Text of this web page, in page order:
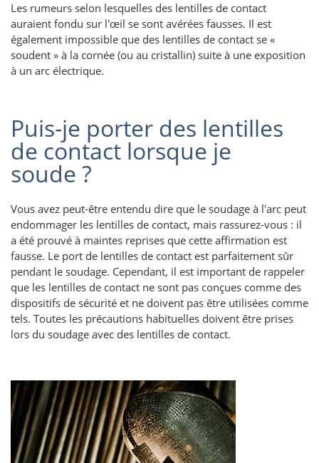
Les rumeurs selon lesquelles des lentilles de contact
auraient fondu sur l'œil se sont avérées fausses. Il est
également impossible que des lentilles de contact se «
soudent » à la cornée (ou au cristallin) suite à une exposition
à un arc électrique.
Puis-je porter des lentilles
de contact lorsque je
soude ?
Vous avez peut-être entendu dire que le soudage à l'arc peut
endommager les lentilles de contact, mais rassurez-vous : il
a été prouvé à maintes reprises que cette affirmation est
fausse. Le port de lentilles de contact est parfaitement sûr
pendant le soudage. Cependant, il est important de rappeler
que les lentilles de contact ne sont pas conçues comme des
dispositifs de sécurité et ne doivent pas être utilisées comme
tels. Toutes les précautions habituelles doivent être prises
lors du soudage avec des lentilles de contact.